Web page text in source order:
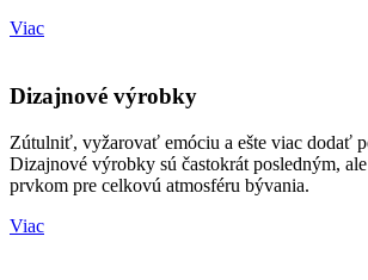
Viac
Dizajnové výrobky
Zútulniť, vyžarovať emóciu a ešte viac dodať
Dizajnové výrobky sú častokrát posledným,
prvkom pre celkovú atmosféru bývania.
Viac